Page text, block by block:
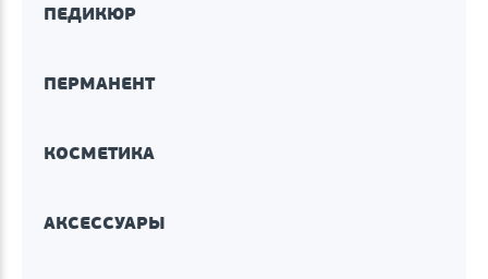
ПЕДИКЮР
ПЕРМАНЕНТ
КОСМЕТИКА
АКСЕССУАРЫ